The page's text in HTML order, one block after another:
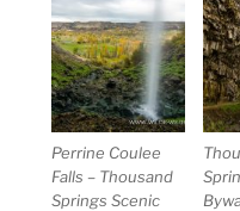
Perrine Coulee
Falls – Thousand
Springs Scenic